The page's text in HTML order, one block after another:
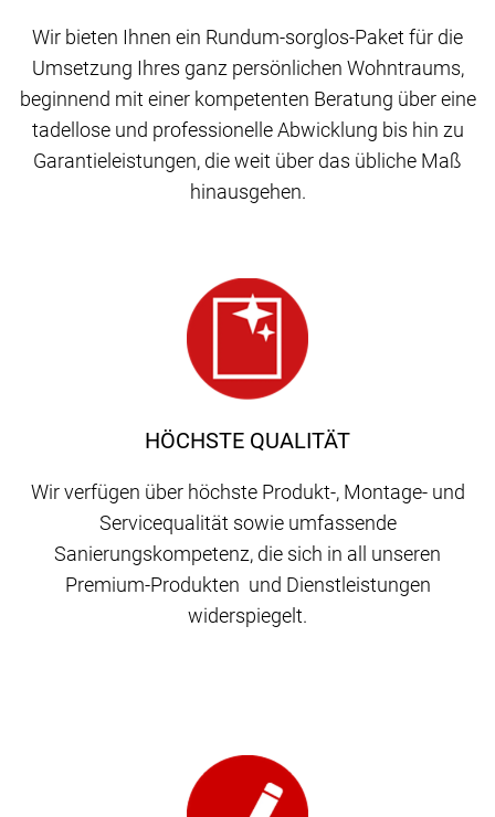
HÖCHSTE QUALITÄT
Wir verfügen über höchste Produkt-, Montage- und
Servicequalität sowie umfassende
Sanierungskompetenz, die sich in all unseren
Premium-Produkten und Dienstleistungen
widerspiegelt.
Wir bieten Ihnen ein Rundum-sorglos-Paket für die
Umsetzung Ihres ganz persönlichen Wohntraums,
beginnend mit einer kompetenten Beratung über eine
tadellose und professionelle Abwicklung bis hin zu
Garantieleistungen, die weit über das übliche Maß
hinausgehen.